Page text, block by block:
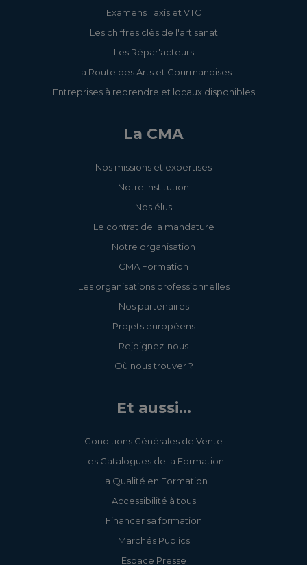
Examens Taxis et VTC
Les chiffres clés de l'artisanat
Les Répar'acteurs
La Route des Arts et Gourmandises
Entreprises à reprendre et locaux disponibles
La CMA
Nos missions et expertises
Notre institution
Nos élus
Le contrat de la mandature
Notre organisation
CMA Formation
Les organisations professionnelles
Nos partenaires
Projets européens
Rejoignez-nous
Où nous trouver ?
Et aussi...
Conditions Générales de Vente
Les Catalogues de la Formation
La Qualité en Formation
Accessibilité à tous
Financer sa formation
Marchés Publics
Espace Presse